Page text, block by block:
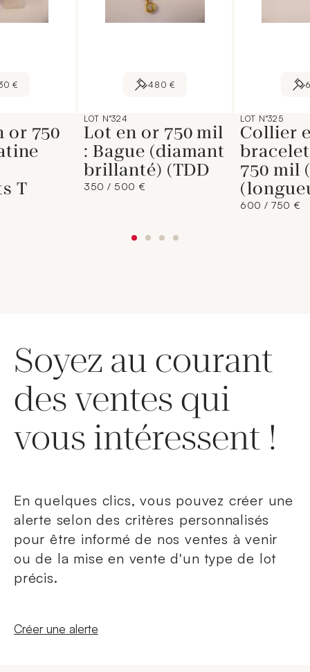
€
or 750
T
480 €
LOT N°324
Lot en or 750 mil
: Bague (diamant
brillanté) (TDD
350 / 500 €
LOT N°325
Collier
750 mil
600 / 750 €
Soyez au courant
des ventes qui
vous intéressent !
En quelques clics, vous pouvez créer une
alerte selon des critères personnalisés
pour être informé de nos ventes à venir
ou de la mise en vente d'un type de lot
précis.
Nouvelle fenêtre
Créer une alerte